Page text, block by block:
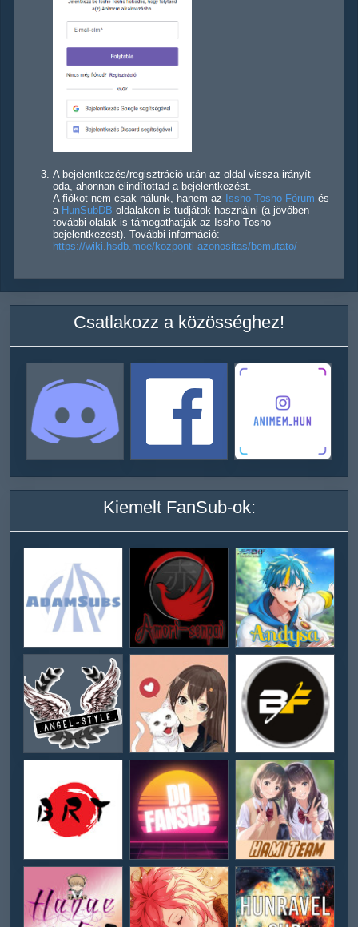
A bejelentkezés/regisztráció után az oldal vissza irányít
oda, ahonnan elindítottad a bejelentkezést.
A fiókot nem csak nálunk, hanem az Issho Tosho Fórum és
a HunSubDB oldalakon is tudjátok használni (a jövőben
további olalak is támogathatják az Issho Tosho
bejelentkezést). További információ:
https://wiki.hsdb.moe/kozponti-azonositas/bemutato/
Csatlakozz a közösséghez!
Kiemelt FanSub-ok: